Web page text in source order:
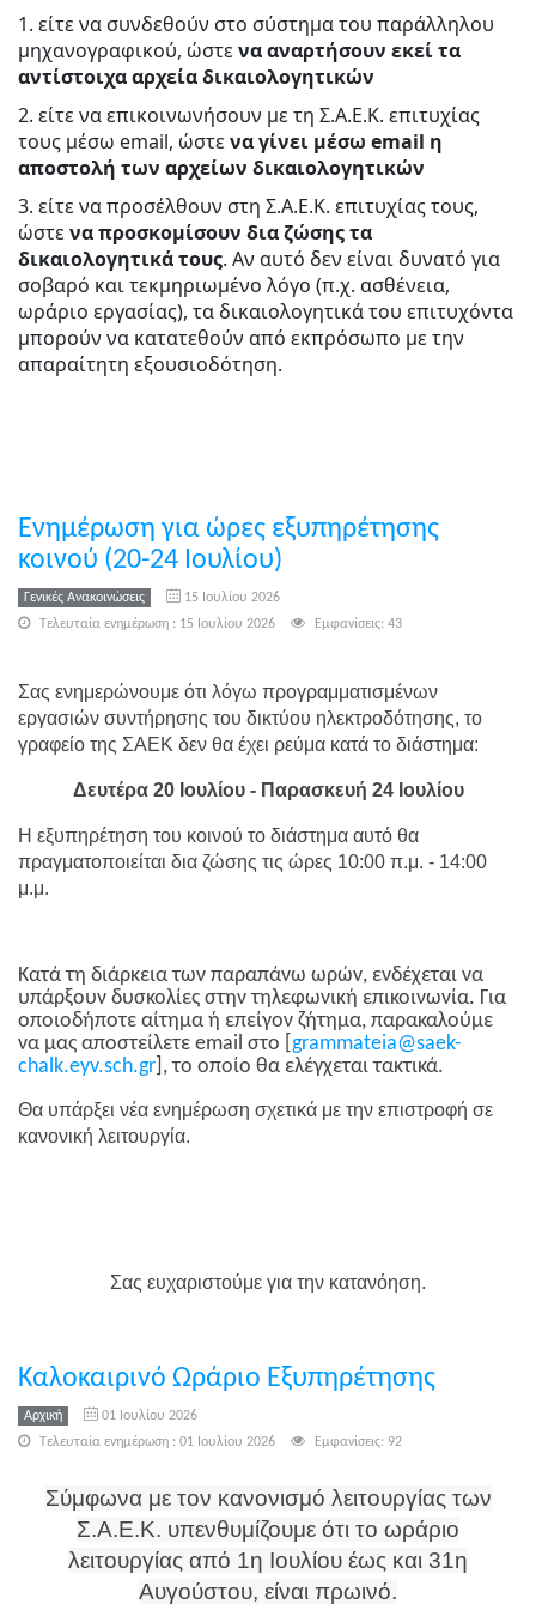
1. είτε να συνδεθούν στο σύστημα του παράλληλου
μηχανογραφικού, ώστενα αναρτήσουν εκεί τα
αντίστοιχα αρχεία δικαιολογητικών
2. είτε να επικοινωνήσουν με τη Σ.Α.Ε.Κ. επιτυχίας
τους μέσω email, ώστενα γίνει μέσω email η
αποστολή των αρχείων δικαιολογητικών
3. είτε να προσέλθουν στη Σ.Α.Ε.Κ. επιτυχίας τους,
ώστενα προσκομίσουν δια ζώσης τα
δικαιολογητικά τους. Αν αυτό δεν είναι δυνατό για
σοβαρό και τεκμηριωμένο λόγο (π.χ. ασθένεια,
ωράριο εργασίας), τα δικαιολογητικά του επιτυχόντα
μπορούν να κατατεθούν από εκπρόσωπο με την
απαραίτητη εξουσιοδότηση.
Ενημέρωση για ώρες εξυπηρέτησης
κοινού (20-24 Ιουλίου)
Γενικές Ανακοινώσεις
15 Ιουλίου 2026
Τελευταία ενημέρωση : 15 Ιουλίου 2026
Εμφανίσεις: 43
Σας ενημερώνουμε ότι λόγω προγραμματισμένων
εργασιών συντήρησης του δικτύου ηλεκτροδότησης, το
γραφείο της ΣΑΕΚ δεν θα έχει ρεύμα κατά το διάστημα:
Δευτέρα 20 Ιουλίου - Παρασκευή 24 Ιουλίου
Η εξυπηρέτηση του κοινού το διάστημα αυτό θα
πραγματοποιείται δια ζώσης τις ώρες 10:00 π.μ. - 14:00
μ.μ.
Κατά τη διάρκεια των παραπάνω ωρών, ενδέχεται να
υπάρξουν δυσκολίες στην τηλεφωνική επικοινωνία. Για
οποιοδήποτε αίτημα ή επείγον ζήτημα, παρακαλούμε
να μας αποστείλετε email στο grammateia@saek-
chalk.eyv.sch.gr , το οποίο θα ελέγχεται τακτικά.
Θα υπάρξει νέα ενημέρωση σχετικά με την επιστροφή σε
κανονική λειτουργία.
Σας ευχαριστούμε για την κατανόηση.
Καλοκαιρινό Ωράριο Εξυπηρέτησης
Αρχική
01 Ιουλίου 2026
Τελευταία ενημέρωση : 01 Ιουλίου 2026
Εμφανίσεις: 92
Σύμφωνα με τον κανονισμό λειτουργίας των
Σ.Α.Ε.Κ. υπενθυμίζουμε ότι το ωράριο
λειτουργίας από 1η Ιουλίου έως και 31η
Αυγούστου, είναι πρωινό.